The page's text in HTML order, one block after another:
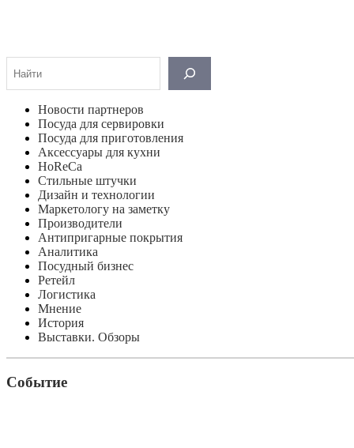
Новости партнеров
Посуда для сервировки
Посуда для приготовления
Аксессуары для кухни
HoReCa
Стильные штучки
Дизайн и технологии
Маркетологу на заметку
Производители
Антипригарные покрытия
Аналитика
Посудный бизнес
Ретейл
Логистика
Мнение
История
Выставки. Обзоры
Событие